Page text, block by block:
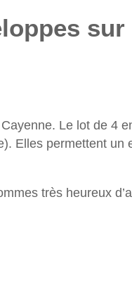
Le lot de 4
Elles permettent
très heureux